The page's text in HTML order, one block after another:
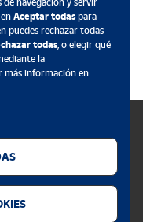
en la ribera de
corresponde con los
del Camino de
el color de la bandera
Aceptar todaspara
puedes rechazar todas
todas, o elegir qué
la
más información en